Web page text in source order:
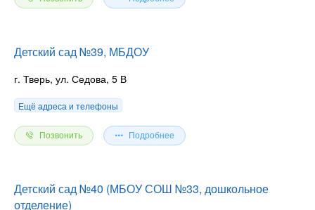
Детский сад №39, МБДОУ
г. Тверь, ул. Седова, 5 В
Ещё адреса и телефоны
Позвонить Подробнее
Детский сад №40 (МБОУ СОШ №33, дошкольное
отделение)